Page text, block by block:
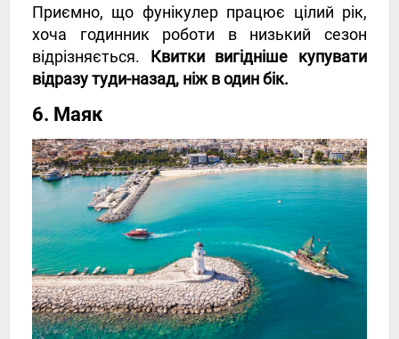
Приємно, що фунікулер працює цілий рік,
хоча годинник роботи в низький сезон
відрізняється. Квитки вигідніше купувати
відразу туди-назад, ніж в один бік.
6. Маяк